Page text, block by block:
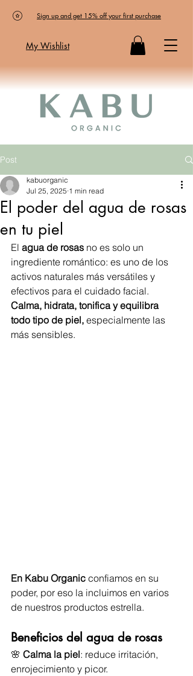
Sign up and get 15% off your first purchase
My Wishlist
Post
El poder del agua de rosas
en tu piel
kabuorganic
Jul 25, 2025 1 min read
El agua de rosas no es solo un
ingrediente romántico: es uno de los
activos naturales más versátiles y
efectivos para el cuidado facial.
Calma, hidrata, tonifica y equilibra
todo tipo de piel, especialmente las
más sensibles.
En Kabu Organic confiamos en su
poder, por eso la incluimos en varios
de nuestros productos estrella.
Beneficios del agua de rosas
🌸 Calma la piel: reduce irritación,
enrojecimiento y picor.